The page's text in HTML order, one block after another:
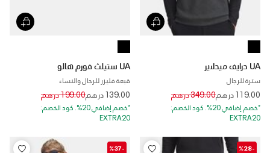
UA درايف ميدلاير
سترة للرجال
119.00 درهم Price reduced from
349.00 درهم to
*خصم إضافي 20%. كود الخصم:
EXTRA20
UA ستيلث فورم هالو
قبعة فليزر للرجال والنساء
139.00 درهم Price reduced from
199.00 درهم to
*خصم إضافي 20%. كود الخصم:
EXTRA20
-%28
-%37